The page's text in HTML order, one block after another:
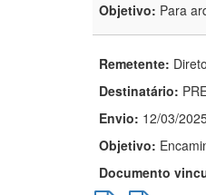
Objetivo: Para
Remetente:
Destinatário:
Envio: 12/03/
Objetivo:
Documento